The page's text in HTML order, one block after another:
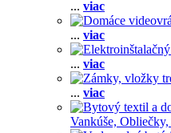
... viac
... viac
... viac
... viac
Vankúše, Obliečky,